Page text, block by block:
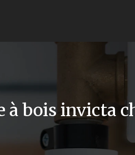
bois invicta